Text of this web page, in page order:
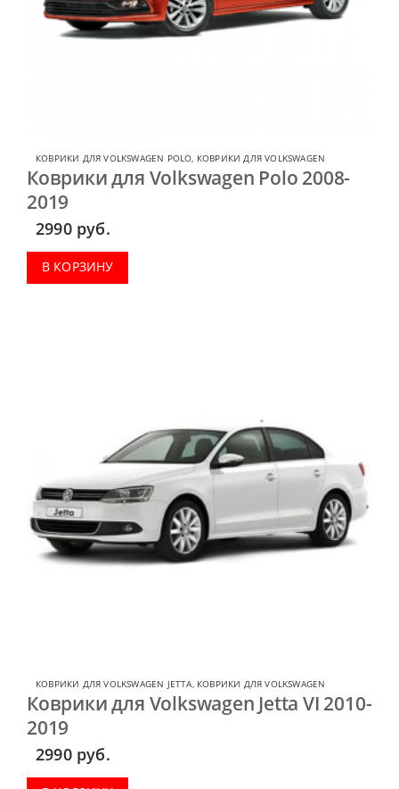
КОВРИКИ ДЛЯ VOLKSWAGEN POLO, КОВРИКИ ДЛЯ VOLKSWAGEN
Коврики для Volkswagen Polo 2008-
2019
2990 руб.
В КОРЗИНУ
КОВРИКИ ДЛЯ VOLKSWAGEN JETTA, КОВРИКИ ДЛЯ VOLKSWAGEN
Коврики для Volkswagen Jetta VI 2010-
2019
2990 руб.